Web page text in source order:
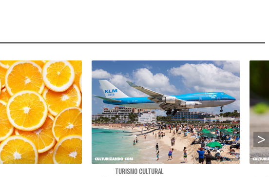
TURISMO CULTURAL